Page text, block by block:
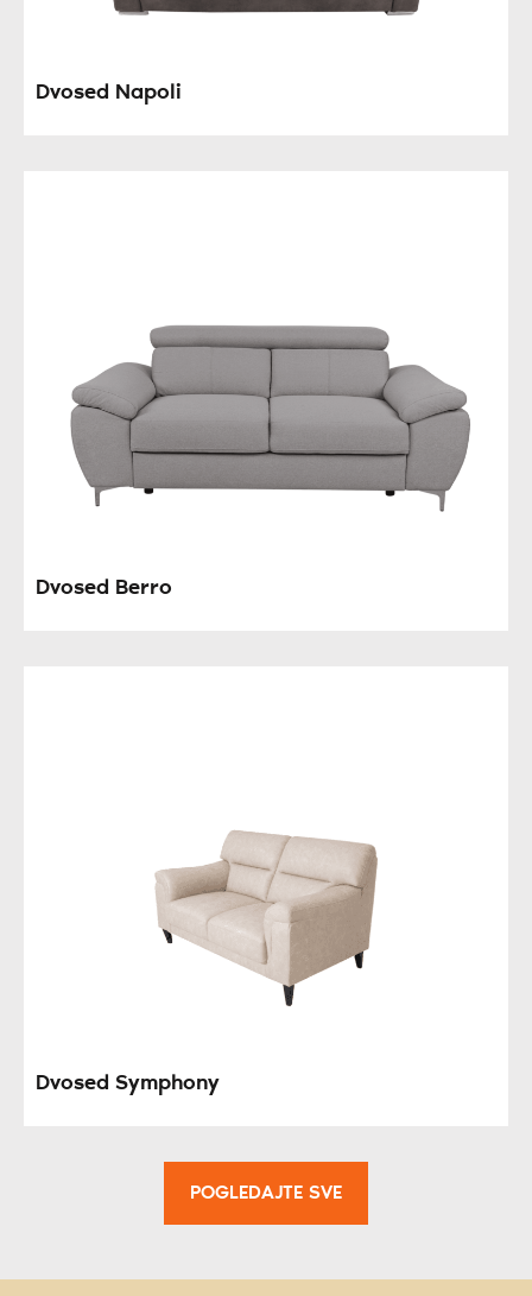
Dvosed Napoli
Dvosed Berro
Dvosed Symphony
POGLEDAJTE SVE